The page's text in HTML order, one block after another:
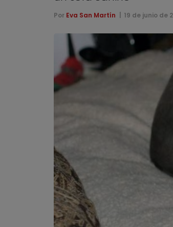
Por Eva San Martín 19 de junio de